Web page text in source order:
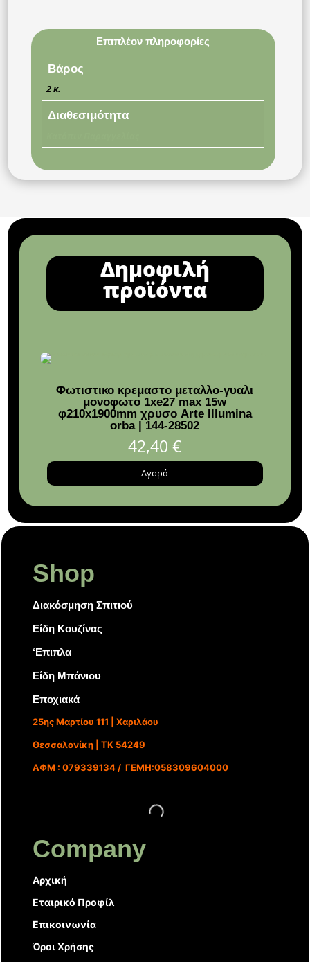
Επιπλέον πληροφορίες
Βάρος
2 κ.
Διαθεσιμότητα
Δημοφιλή
προϊόντα
Φωτιστικο κρεμαστο μεταλλο-γυαλι
μονοφωτο 1xe27 max 15w
φ210x1900mm χρυσο Arte Illumina
orba | 144-28502
42,40 €
Αγορά
Shop
Διακόσμηση Σπιτιού
Είδη Κουζίνας
‘Επιπλα
Είδη Μπάνιου
Εποχιακά
25ης Μαρτίου 111 | Χαριλάου
Θεσσαλονίκη | ΤΚ 54249
ΑΦΜ : 079339134 / ΓΕΜΗ:058309604000
Company
Αρχική
Εταιρικό Προφίλ
Επικοινωνία
Όροι Χρήσης